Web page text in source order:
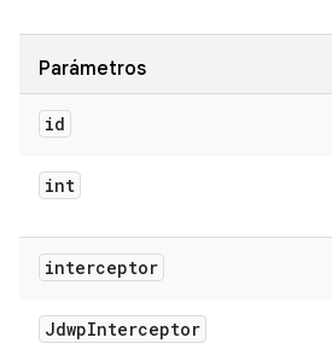
Parámetros
id
int
interceptor
JdwpInterceptor